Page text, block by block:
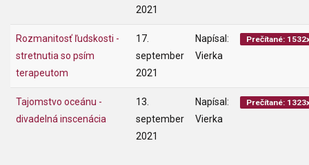
2021
Rozmanitosť ľudskosti -
stretnutia so psím
terapeutom
17.
september
2021
Napísal:
Vierka
Prečítané:
Tajomstvo oceánu -
divadelná inscenácia
13.
september
2021
Napísal:
Vierka
Prečítané: